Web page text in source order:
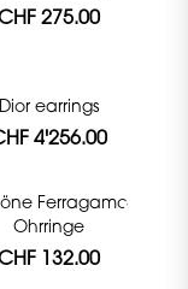
275.00
Dior earrings
4'256.00
Ferragamo
Ohrringe
132.00